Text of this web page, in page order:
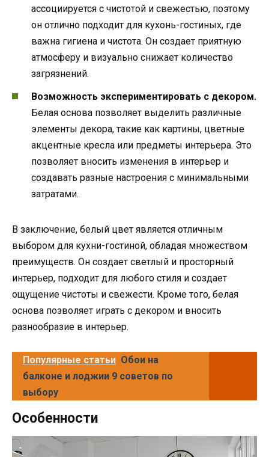
ассоциируется с чистотой и свежестью, поэтому
он отлично подходит для кухонь-гостиных, где
важна гигиена и чистота. Он создает приятную
атмосферу и визуально снижает количество
загрязнений.
Возможность экспериментировать с декором.
Белая основа позволяет выделить различные
элементы декора, такие как картины, цветные
акцентные кресла или предметы интерьера. Это
позволяет вносить изменения в интерьер и
создавать разные настроения с минимальными
затратами.
В заключение, белый цвет является отличным
выбором для кухни-гостиной, обладая множеством
преимуществ. Он создает светлый и просторный
интерьер, подходит для любого стиля и создает
ощущение чистоты и свежести. Кроме того, белая
основа позволяет играть с декором и вносить
разнообразие в интерьер.
Популярные статьи Обои на
балконе и лоджии 9 советов по
выбору
Особенности